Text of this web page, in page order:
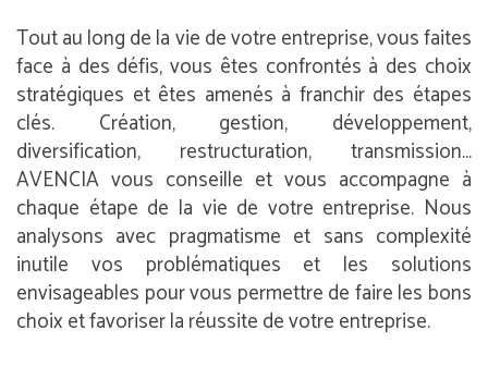
Tout au long de la vie de votre entreprise, vous faites
face à des défis, vous êtes confrontés à des choix
stratégiques et êtes amenés à franchir des étapes
clés. Création, gestion, développement,
diversification, restructuration, transmission…
AVENCIA vous conseille et vous accompagne à
chaque étape de la vie de votre entreprise. Nous
analysons avec pragmatisme et sans complexité
inutile vos problématiques et les solutions
envisageables pour vous permettre de faire les bons
choix et favoriser la réussite de votre entreprise.